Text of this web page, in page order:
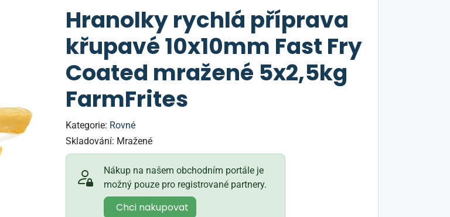
Hranolky rychlá příprava
křupavé 10x10mm Fast Fry
Coated mražené 5x2,5kg
FarmFrites
Kategorie: Rovné
Skladování: Mražené
Nákup na našem obchodním portále je
možný pouze pro registrované partnery.
Chci nakupovat